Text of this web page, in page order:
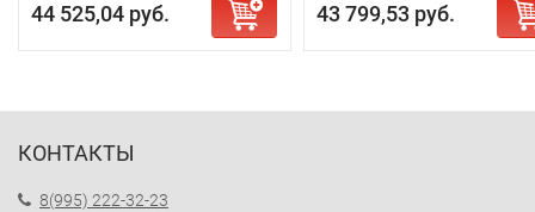
44 525,04 руб. 43 799,53 руб.
КОНТАКТЫ
8(995) 222-32-23